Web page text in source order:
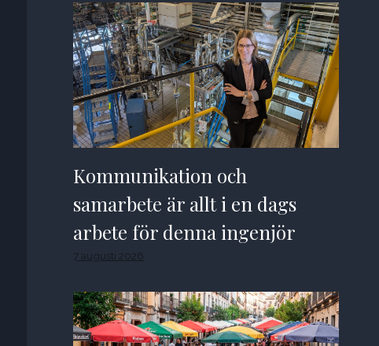
Kommunikation och
samarbete är allt i en dags
arbete för denna ingenjör
7 augusti 2026